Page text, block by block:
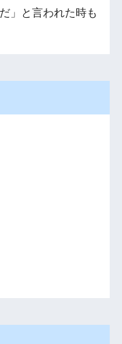
」と言われた時も